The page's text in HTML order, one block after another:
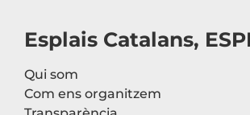
Esplais Catalans,
Qui som
Com ens organitzem